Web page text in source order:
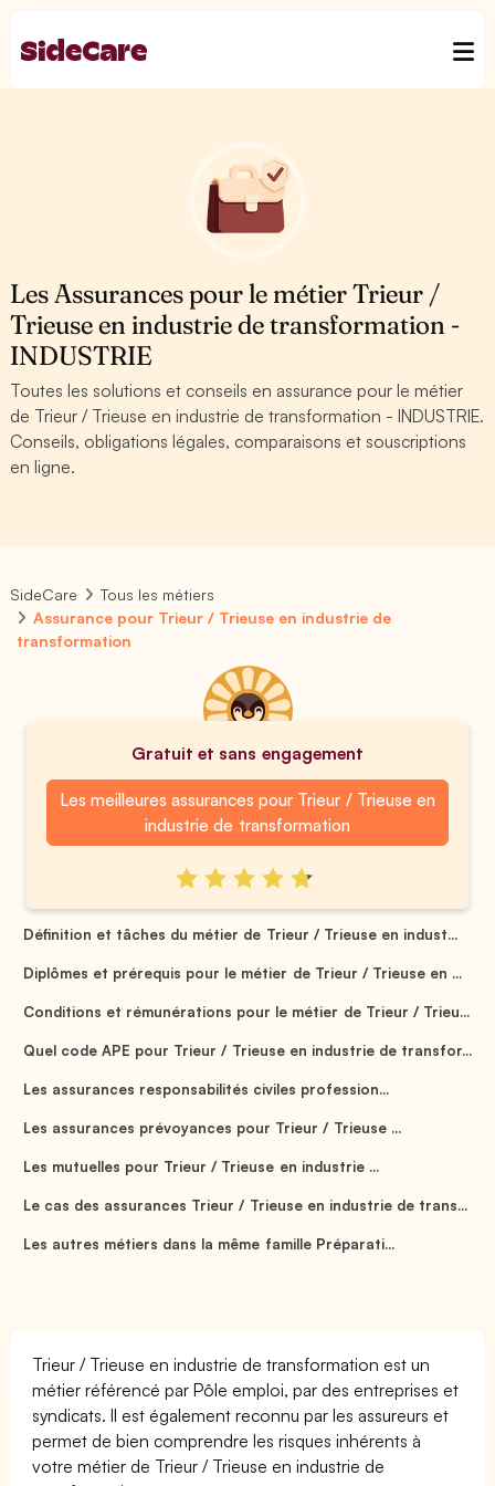
Les Assurances pour le métier Trieur /
Trieuse en industrie de transformation -
INDUSTRIE
Toutes les solutions et conseils en assurance pour le métier
de Trieur / Trieuse en industrie de transformation - INDUSTRIE.
Conseils, obligations légales, comparaisons et souscriptions
en ligne.
SideCare
Tous les métiers
Assurance pour Trieur / Trieuse en industrie de
transformation
Gratuit et sans engagement
Les meilleures assurances pour Trieur / Trieuse en
industrie de transformation
Définition et tâches du métier de Trieur / Trieuse en indust...
Diplômes et prérequis pour le métier de Trieur / Trieuse en ...
Conditions et rémunérations pour le métier de Trieur / Trieu...
Quel code APE pour Trieur / Trieuse en industrie de transfor...
Les assurances responsabilités civiles profession...
Les assurances prévoyances pour Trieur / Trieuse ...
Les mutuelles pour Trieur / Trieuse en industrie ...
Le cas des assurances Trieur / Trieuse en industrie de trans...
Les autres métiers dans la même famille Préparati...
Trieur / Trieuse en industrie de transformation est un
métier référencé par Pôle emploi, par des entreprises et
syndicats. Il est également reconnu par les assureurs et
permet de bien comprendre les risques inhérents à
votre métier de Trieur / Trieuse en industrie de